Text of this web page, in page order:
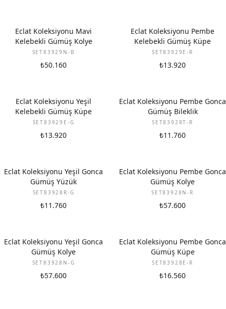
Eclat Koleksiyonu Mavi
Kelebekli Gümüş Kolye
SET83929N-B
₺50.160
Eclat Koleksiyonu Pembe
Kelebekli Gümüş Küpe
SET83929E-R
₺13.920
Eclat Koleksiyonu Yeşil
Kelebekli Gümüş Küpe
SET83929E-G
₺13.920
Eclat Koleksiyonu Pembe Gonca
Gümüş Bileklik
SET83928T-R
₺11.760
Eclat Koleksiyonu Yeşil Gonca
Gümüş Yüzük
SET83928R-G
₺11.760
Eclat Koleksiyonu Pembe Gonca
Gümüş Kolye
SET83928N-R
₺57.600
Eclat Koleksiyonu Yeşil Gonca
Gümüş Kolye
SET83928N-G
₺57.600
Eclat Koleksiyonu Pembe Gonca
Gümüş Küpe
SET83928E-R
₺16.560